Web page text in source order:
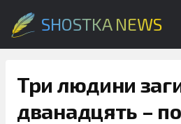
SHOSTKA NEWS
Три людини
дванадцять –